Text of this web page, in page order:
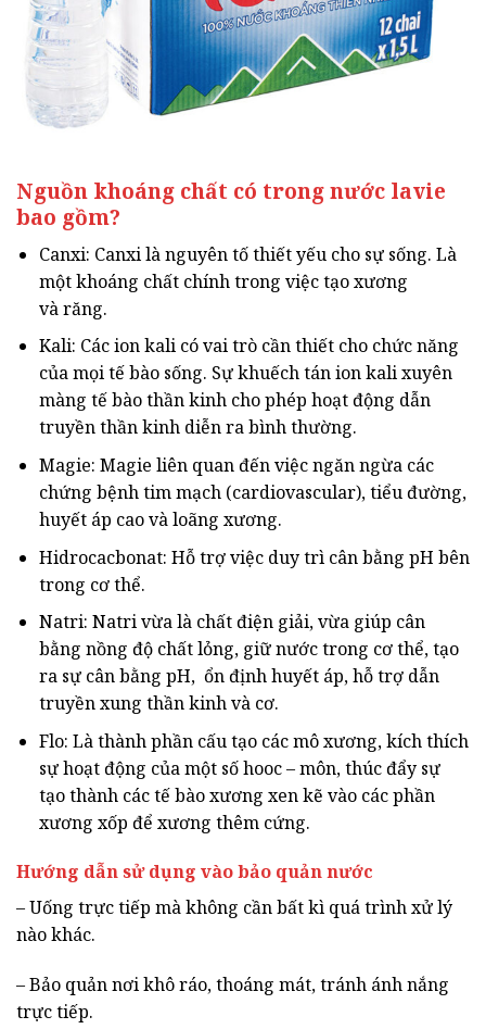
Nguồn khoáng chất có trong nước lavie
bao gồm?
Canxi: Canxi là nguyên tố thiết yếu cho sự sống. Là
một khoáng chất chính trong việc tạo xương
và răng.
Kali: Các ion kali có vai trò cần thiết cho chức năng
của mọi tế bào sống. Sự khuếch tán ion kali xuyên
màng tế bào thần kinh cho phép hoạt động dẫn
truyền thần kinh diễn ra bình thường.
Magie: Magie liên quan đến việc ngăn ngừa các
chứng bệnh tim mạch (cardiovascular), tiểu đường,
huyết áp cao và loãng xương.
Hidrocacbonat: Hỗ trợ việc duy trì cân bằng pH bên
trong cơ thể.
Natri: Natri vừa là chất điện giải, vừa giúp cân
bằng nồng độ chất lỏng, giữ nước trong cơ thể, tạo
ra sự cân bằng pH, ổn định huyết áp, hỗ trợ dẫn
truyền xung thần kinh và cơ.
Flo: Là thành phần cấu tạo các mô xương, kích thích
sự hoạt động của một số hooc – môn, thúc đẩy sự
tạo thành các tế bào xương xen kẽ vào các phần
xương xốp để xương thêm cứng.
Hướng dẫn sử dụng vào bảo quản nước
– Uống trực tiếp mà không cần bất kì quá trình xử lý
nào khác.
– Bảo quản nơi khô ráo, thoáng mát, tránh ánh nắng
trực tiếp.